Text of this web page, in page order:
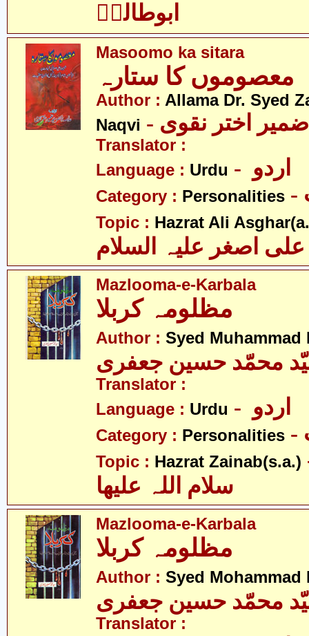
ابوطالبؑ
Masoomo ka sitara
معصوموں کا ستارہ
Author : Allama Dr. Syed
Naqvi
اختر نقوی
Translator :
Language : Urdu
Category : Personalities
Topic : Hazrat Ali
علی اصغر علیہ السلام
Mazlooma-e-Karbala
مظلومہ کربلا
Author : Syed Muhammad
محمّد حسین جعفری
Translator :
Language : Urdu
Category : Personalities
Topic : Hazrat Zainab(s.a.)
سلام اللہ علیھا
Mazlooma-e-Karbala
Author : Syed Mohammad
محمّد حسین جعفری
Translator :